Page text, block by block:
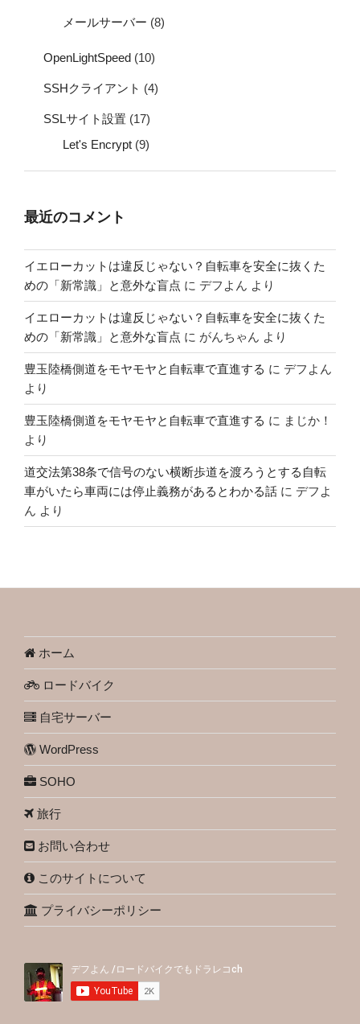
メールサーバー (8)
OpenLightSpeed (10)
SSHクライアント (4)
SSLサイト設置 (17)
Let's Encrypt (9)
最近のコメント
イエローカットは違反じゃない？自転車を安全に抜くた
めの「新常識」と意外な盲点 に デフよん より
イエローカットは違反じゃない？自転車を安全に抜くた
めの「新常識」と意外な盲点 に がんちゃん より
豊玉陸橋側道をモヤモヤと自転車で直進する に デフよん
より
豊玉陸橋側道をモヤモヤと自転車で直進する に まじか！
より
道交法第38条で信号のない横断歩道を渡ろうとする自転
車がいたら車両には停止義務があるとわかる話 に デフよ
ん より
ホーム
ロードバイク
自宅サーバー
WordPress
SOHO
旅行
お問い合わせ
このサイトについて
プライバシーポリシー